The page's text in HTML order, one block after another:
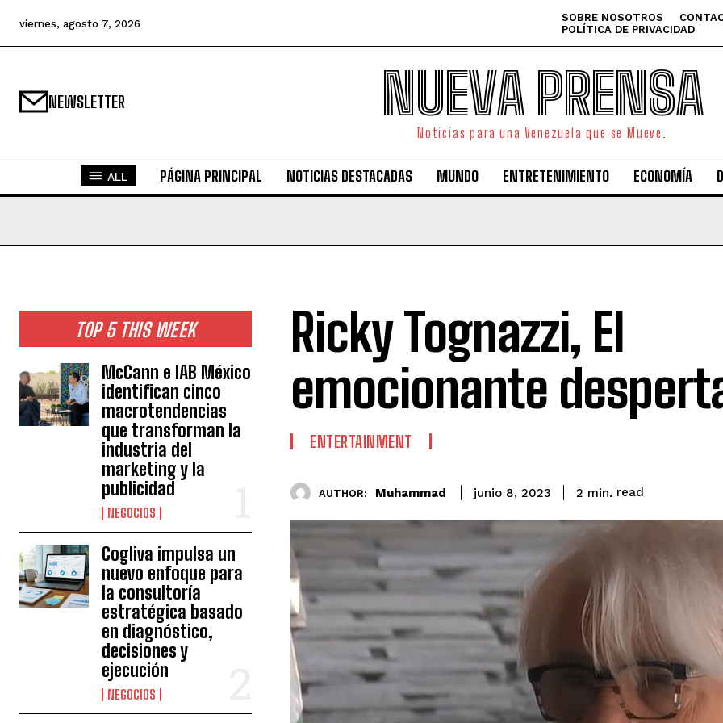
viernes, agosto 7, 2026 SOBRE NOSOTROS
POLÍTICA DE PRIVACIDAD
NEWSLETTER NUEVA PRENSA
Noticias para una Venezuela que se Mueve.
ALL PÁGINA PRINCIPAL NOTICIAS DESTACADAS MUNDO ENTRETENIMIENTO ECONOMÍA
TOP 5 THIS WEEK
McCann e IAB México
identifican cinco
macrotendencias
que transforman la
industria del
marketing y la
publicidad
NEGOCIOS
Cogliva impulsa un
nuevo enfoque para
la consultoría
estratégica basado
en diagnóstico,
decisiones y
ejecución
NEGOCIOS
Ricky Tognazzi, El
emocionante
ENTERTAINMENT
AUTHOR: Muhammad junio 8, 2023 2 min. read